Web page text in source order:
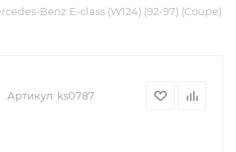
Benz E-class (W124) (92-97) (Coupe)
Артикул: ks0787